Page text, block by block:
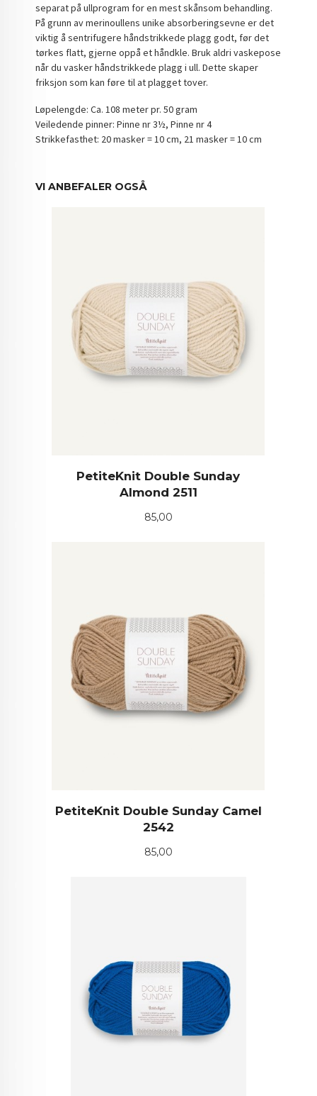
separat på ullprogram for en mest skånsom behandling.
På grunn av merinoullens unike absorberingsevne er det
viktig å sentrifugere håndstrikkede plagg godt, før det
tørkes flatt, gjerne oppå et håndkle. Bruk aldri vaskepose
når du vasker håndstrikkede plagg i ull. Dette skaper
friksjon som kan føre til at plagget tover.
Løpelengde: Ca. 108 meter pr. 50 gram
Veiledende pinner: Pinne nr 3½, Pinne nr 4
Strikkefasthet: 20 masker = 10 cm, 21 masker = 10 cm
VI ANBEFALER OGSÅ
PetiteKnit Double Sunday
Almond 2511
Pris
85,00
PetiteKnit Double Sunday Camel
2542
Pris
85,00